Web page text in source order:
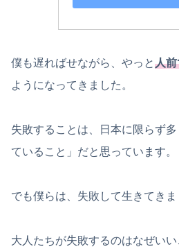
僕も遅ればせながら、やっと人
ようになってきました。
失敗することは、日本に限らず
ていること」だと思っています。
でも僕らは、失敗して生きてきま
大人たちが失敗するのはなぜいい